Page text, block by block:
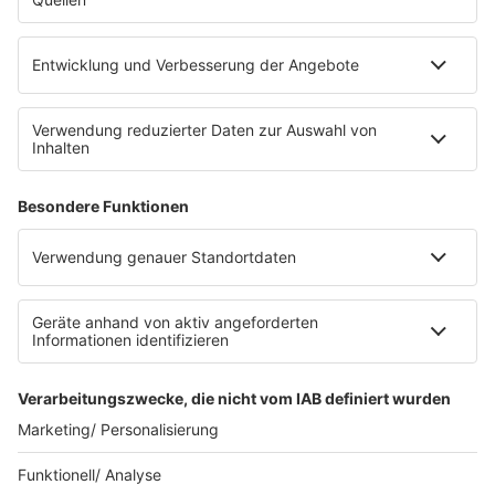
eröffnet. Direkt an der Medizinischen Klinik bietet es
E-Bikes über eine Photovoltaikanlage auf dem …
Impressum
Datenschutzerklärung
Datenschutzeinstellungen